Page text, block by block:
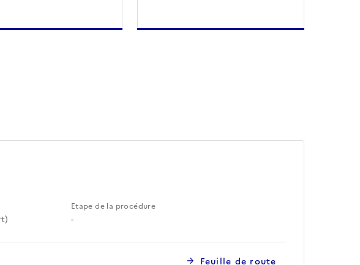
Etape de la procédure
-
Feuille de route